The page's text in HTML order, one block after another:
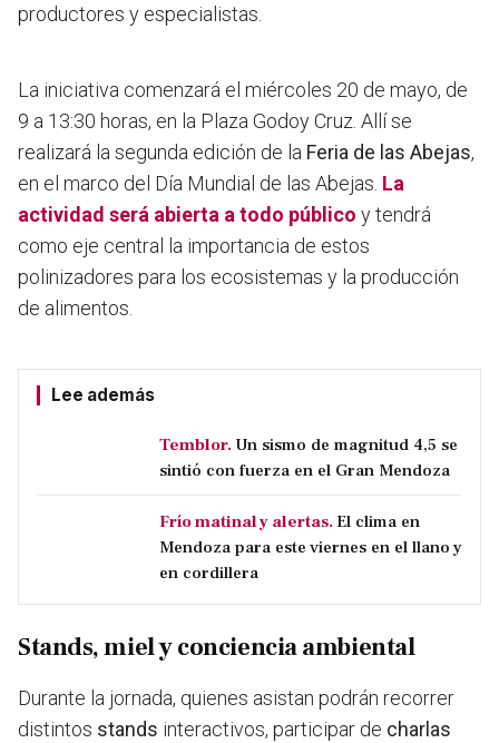
productores y especialistas.
La iniciativa comenzará el miércoles 20 de mayo, de
9 a 13:30 horas, en la Plaza Godoy Cruz. Allí se
realizará la segunda edición de la Feria de las Abejas,
en el marco del Día Mundial de las Abejas. La
actividad será abierta a todo público y tendrá
como eje central la importancia de estos
polinizadores para los ecosistemas y la producción
de alimentos.
Lee además
Temblor. Un sismo de magnitud 4,5 se
sintió con fuerza en el Gran Mendoza
Frío matinal y alertas. El clima en
Mendoza para este viernes en el llano y
en cordillera
Stands, miel y conciencia ambiental
Durante la jornada, quienes asistan podrán recorrer
distintos stands interactivos, participar de charlas